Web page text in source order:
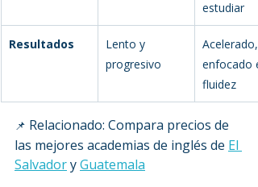
estudiar
Resultados
Lento y
progresivo
Acelerado,
enfocado
fluidez
📌 Relacionado: Compara precios de
las mejores academias de inglés de El
Salvador y Guatemala